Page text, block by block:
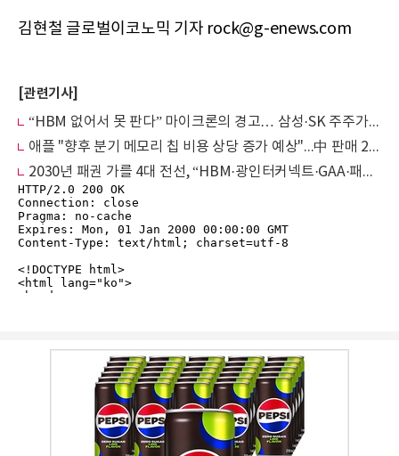
김현철 글로벌이코노믹 기자 rock@g-enews.com
[관련기사]
“HBM 없어서 못 판다” 마이크론의 경고… 삼성·SK 주주가 봐야 할 ‘수익 증명’ 지표
애플 "향후 분기 메모리 칩 비용 상당 증가 예상"...中 판매 28% 급증
2030년 패권 가를 4대 전선, “HBM·광인터커넥트·GAA·패키징” 동시 폭발 중 (2편)